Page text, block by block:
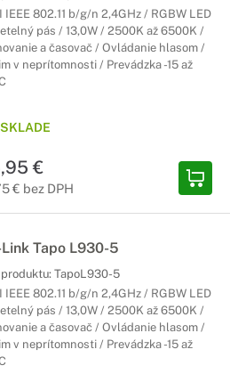
IEEE 802.11 b/g/n 2,4GHz / RGBW LED
pás / 13,0W / 2500K až 6500K /
a časovač / Ovládanie hlasom /
v neprítomnosti / Prevádzka -15 až
€
€ bez DPH
Tapo L930-5
TapoL930-5
IEEE 802.11 b/g/n 2,4GHz / RGBW LED
pás / 13,0W / 2500K až 6500K /
a časovač / Ovládanie hlasom /
v neprítomnosti / Prevádzka -15 až